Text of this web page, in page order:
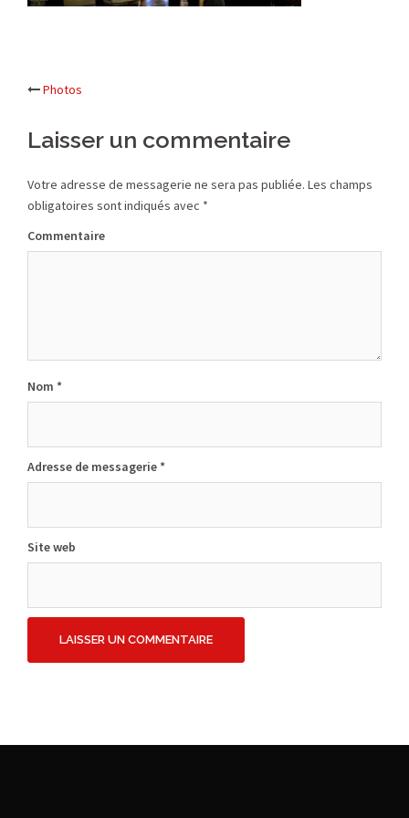
Navigation
d’article
Photos
Laisser un commentaire
Votre adresse de messagerie ne sera pas publiée. Les champs
obligatoires sont indiqués avec *
Commentaire
Nom *
Adresse de messagerie*
Site web